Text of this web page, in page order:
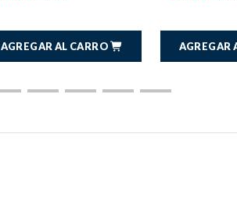
AGREGAR AL CARRO AGREGAR